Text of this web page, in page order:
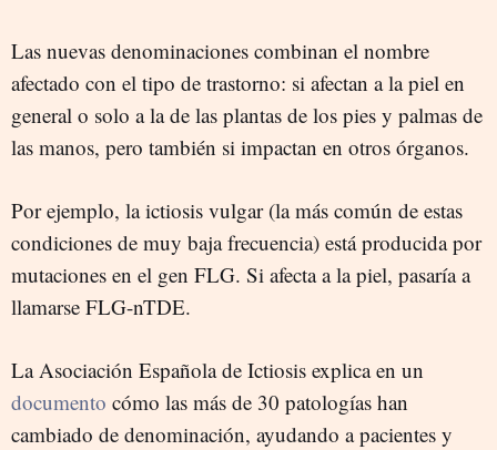
Las nuevas denominaciones combinan el nombre
afectado con el tipo de trastorno: si afectan a la piel en
general o solo a la de las plantas de los pies y palmas de
las manos, pero también si impactan en otros órganos.
Por ejemplo, la ictiosis vulgar (la más común de estas
condiciones de muy baja frecuencia) está producida por
mutaciones en el gen FLG. Si afecta a la piel, pasaría a
llamarse FLG-nTDE.
La Asociación Española de Ictiosis explica en un
documento cómo las más de 30 patologías han
cambiado de denominación, ayudando a pacientes y